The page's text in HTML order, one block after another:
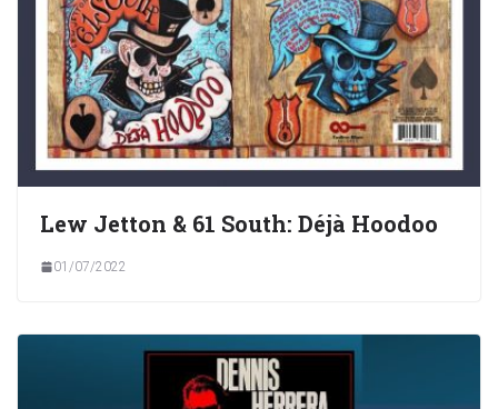
Lew Jetton & 61 South: Déjà Hoodoo
01/07/2022